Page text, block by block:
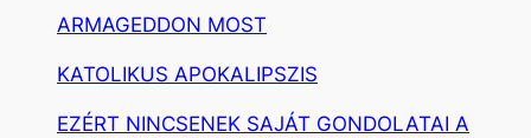
ARMAGEDDON MOST
KATOLIKUS APOKALIPSZIS
EZÉRT NINCSENEK SAJÁT GONDOLATAI A